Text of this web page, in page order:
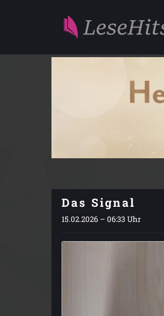
Das Signal
15.02.2026 – 06:33 Uhr